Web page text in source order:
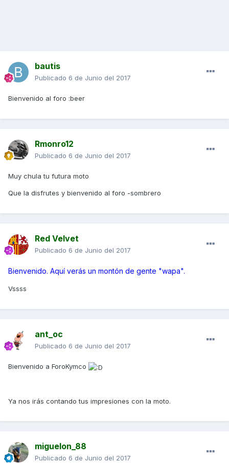
bautis
Publicado 6 de Junio del 2017
Bienvenido al foro :beer
Rmonro12
Publicado 6 de Junio del 2017
Muy chula tu futura moto
Que la disfrutes y bienvenido al foro -sombrero
Red Velvet
Publicado 6 de Junio del 2017
Bienvenido. Aquí verás un montón de gente "wapa".
Vssss
ant_oc
Publicado 6 de Junio del 2017
Bienvenido a ForoKymco
Ya nos irás contando tus impresiones con la moto.
miguelon_88
Publicado 6 de Junio del 2017